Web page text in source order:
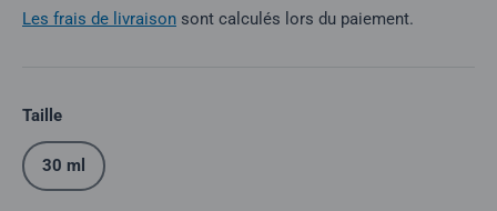
Les frais de livraison sont calculés lors du paiement.
Taille
30 ml